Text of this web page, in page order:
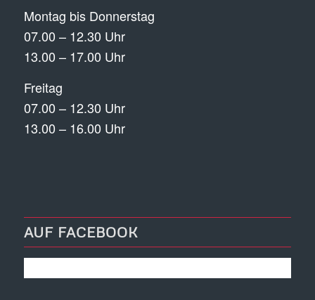
Montag bis Donnerstag
07.00 – 12.30 Uhr
13.00 – 17.00 Uhr
Freitag
07.00 – 12.30 Uhr
13.00 – 16.00 Uhr
AUF FACEBOOK